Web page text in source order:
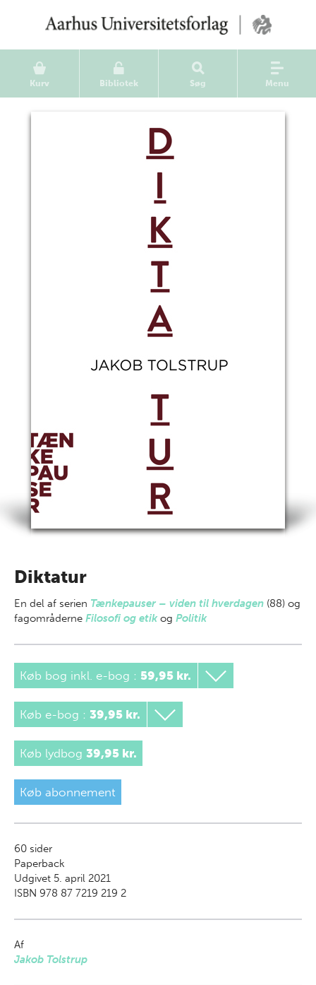
Kurv Bibliotek Søg Menu
Diktatur
En del af serien Tænkepauser – viden til hverdagen (88) og
fagområderne Filosofi og etikog Politik
Køb bog inkl. e-bog : 59,95 kr.
Køb e-bog : 39,95 kr.
Køb lydbog 39,95 kr.
Køb abonnement
60 sider
Paperback
Udgivet 5. april 2021
ISBN 978 87 7219 219 2
Af
Jakob Tolstrup